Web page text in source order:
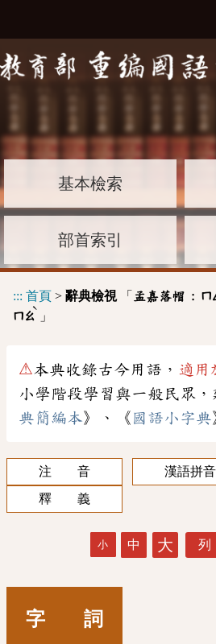
基本檢索
部首索引
::: 首頁 > 辭典檢視「 孟嘉落帽 : ㄇ
ㄇㄠ
ˋ
」
⚠本典收錄古今用語， 適用
小學階段學習與一般民眾
典簡編本》、《 國語小字典
注 音
漢語拼音
釋 義
小 中 大
字 詞